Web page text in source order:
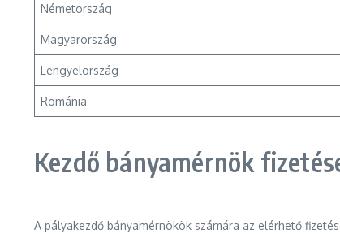
Németország
Magyarország
Lengyelország
Románia
Kezdő bányamérnök
A pályakezdő bányamérnökök számára az elérhető